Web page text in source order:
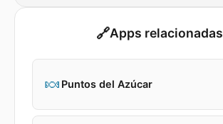
🔗Apps relacionadas
🍬 Puntos del Azúcar